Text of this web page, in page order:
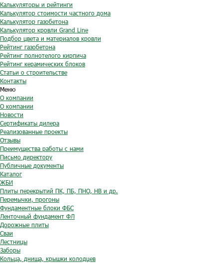
Калькуляторы и рейтинги
Калькулятор стоимости частного дома
Калькулятор газобетона
Калькулятор кровли Grand Line
Подбор цвета и материалов кровли
Рейтинг газобетона
Рейтинг полнотелого кирпича
Рейтинг керамических блоков
Статьи о строительстве
Контакты
Меню
О компании
О компании
Новости
Сертификаты дилера
Реализованные проекты
Отзывы
Преимущества работы с нами
Письмо директору
Публичные документы
Каталог
ЖБИ
Плиты перекрытий ПК, ПБ, ПНО, НВ и др.
Перемычки, прогоны
Фундаментные блоки ФБС
Ленточный фундамент ФЛ
Дорожные плиты
Сваи
Лестницы
Заборы
Кольца, днища, крышки колодцев